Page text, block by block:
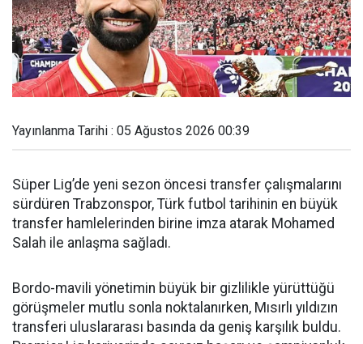
Yayınlanma Tarihi : 05 Ağustos 2026 00:39
Süper Lig’de yeni sezon öncesi transfer çalışmalarını
sürdüren Trabzonspor, Türk futbol tarihinin en büyük
transfer hamlelerinden birine imza atarak Mohamed
Salah ile anlaşma sağladı.
Bordo-mavili yönetimin büyük bir gizlilikle yürüttüğü
görüşmeler mutlu sonla noktalanırken, Mısırlı yıldızın
transferi uluslararası basında da geniş karşılık buldu.